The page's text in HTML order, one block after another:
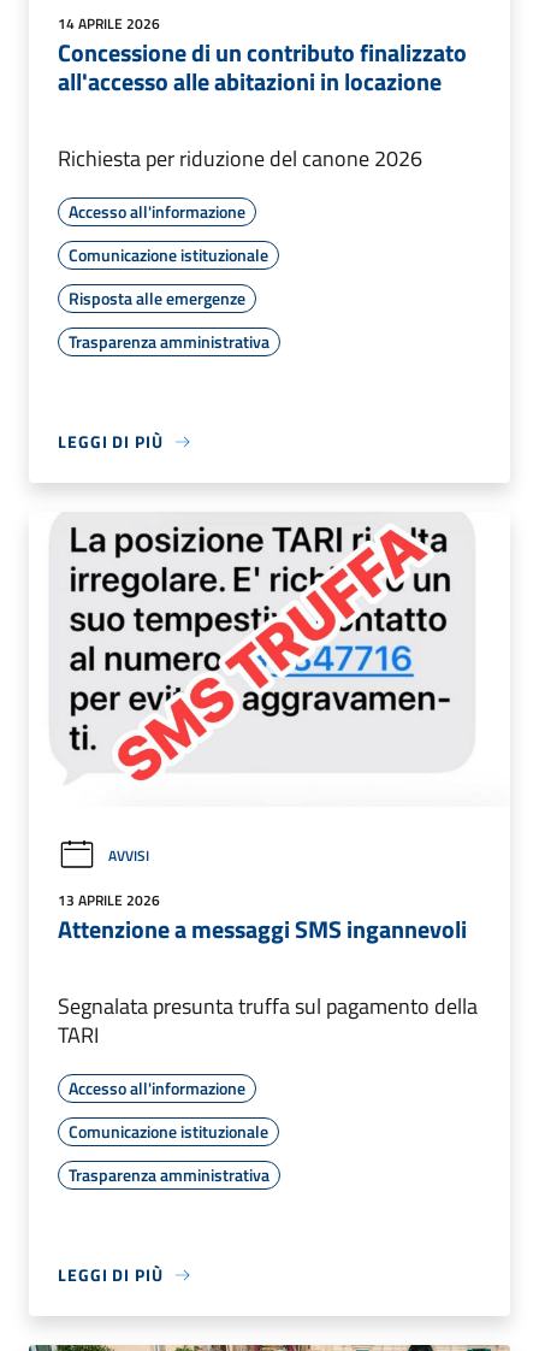
14 APRILE 2026
Concessione di un contributo finalizzato
all'accesso alle abitazioni in locazione
Richiesta per riduzione del canone 2026
Accesso all'informazione
Comunicazione istituzionale
Risposta alle emergenze
Trasparenza amministrativa
LEGGI DI PIÙ
AVVISI
13 APRILE 2026
Attenzione a messaggi SMS ingannevoli
Segnalata presunta truffa sul pagamento della
TARI
Accesso all'informazione
Comunicazione istituzionale
Trasparenza amministrativa
LEGGI DI PIÙ